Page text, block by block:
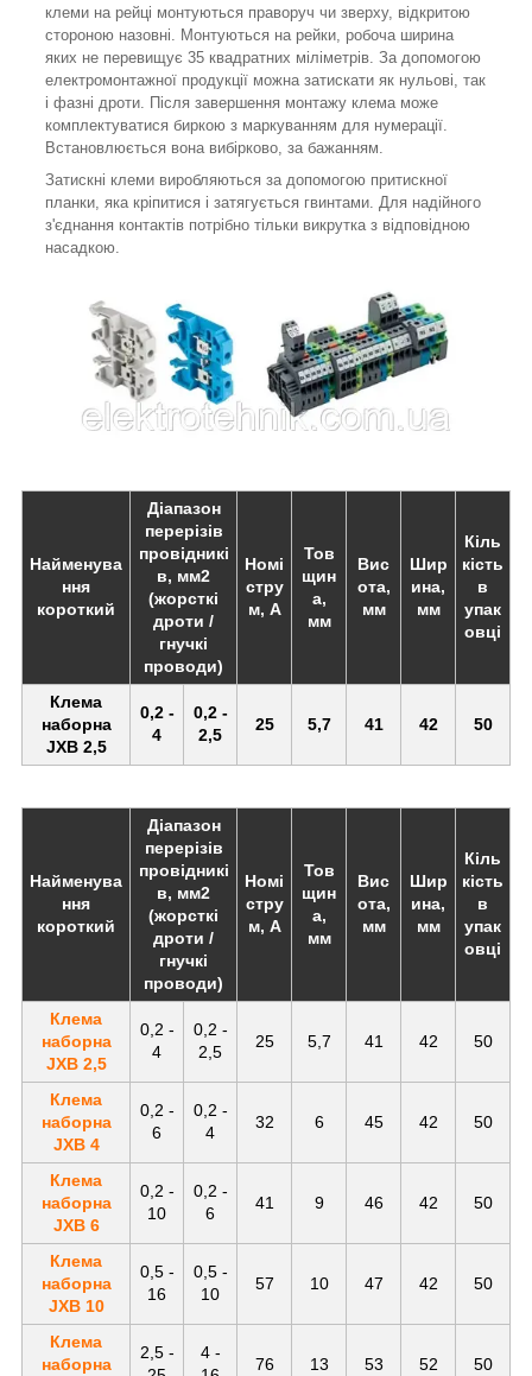
клеми на рейці монтуються праворуч чи зверху, відкритою
стороною назовні. Монтуються на рейки, робоча ширина
яких не перевищує 35 квадратних міліметрів. За допомогою
електромонтажної продукції можна затискати як нульові, так
і фазні дроти. Після завершення монтажу клема може
комплектуватися биркою з маркуванням для нумерації.
Встановлюється вона вибірково, за бажанням.
Затискні клеми виробляються за допомогою притискної
планки, яка кріпитися і затягується гвинтами. Для надійного
з'єднання контактів потрібно тільки викрутка з відповідною
насадкою.
Найменува
ння
короткий
Діапазон
перерізів
провідникі
в, мм2
(жорсткі
дроти /
гнучкі
проводи)
Номі
стру
м, А
Тов
щин
а,
мм
Вис
ота,
мм
Шир
ина,
мм
Кіль
кість
в
упак
овці
Клема
наборна
JXB 2,5
0,2 -
4
0,2 -
2,5
25 5,7 41 42 50
Найменува
ння
короткий
Діапазон
перерізів
провідникі
в, мм2
(жорсткі
дроти /
гнучкі
проводи)
Номі
стру
м, А
Тов
щин
а,
мм
Вис
ота,
мм
Шир
ина,
мм
Кіль
кість
в
упак
овці
Клема
наборна
JXB 2,5
0,2 -
4
0,2 -
2,5
25 5,7 41 42 50
Клема
наборна
JXB 4
0,2 -
6
0,2 -
4
32 6 45 42 50
Клема
наборна
JXB 6
0,2 -
10
0,2 -
6
41 9 46 42 50
Клема
наборна
JXB 10
0,5 -
16
0,5 -
10
57 10 47 42 50
Клема
наборна
2,5 -
4 -
76 13 53 52 50